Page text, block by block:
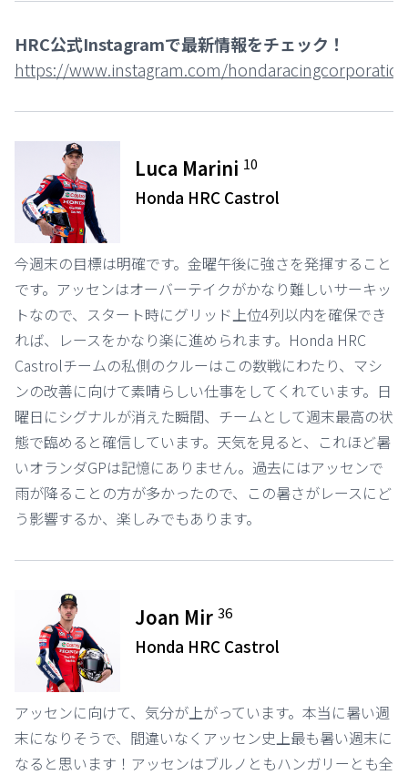
HRC公式Instagramで最新情報をチェック！
https://www.instagram.com/
Luca Marini 10
Honda HRC Castrol
今週末の目標は明確です。金曜午後に強さを発揮すること
です。アッセンはオーバーテイクがかなり難しいサーキッ
トなので、スタート時にグリッド上位4列以内を確保でき
れば、レースをかなり楽に進められます。Honda HRC
Castrolチームの私側のクルーはこの数戦にわたり、マシ
ンの改善に向けて素晴らしい仕事をしてくれています。日
曜日にシグナルが消えた瞬間、チームとして週末最高の状
態で臨めると確信しています。天気を見ると、これほど暑
いオランダGPは記憶にありません。過去にはアッセンで
雨が降ることの方が多かったので、この暑さがレースにど
う影響するか、楽しみでもあります。
Joan Mir36
Honda HRC Castrol
アッセンに向けて、気分が上がっています。本当に暑い週
末になりそうで、間違いなくアッセン史上最も暑い週末に
なると思います！アッセンはブルノともハンガリーとも全